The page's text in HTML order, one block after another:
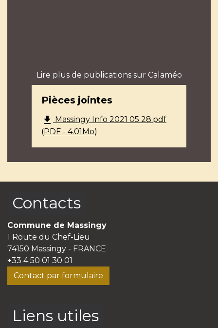
Lire plus de publications sur Calaméo
Pièces jointes
file_download Massingy Info 2021 05 28.pdf
(PDF - 4.01Mo)
Contacts
Commune de Massingy
1 Route du Chef-Lieu
74150 Massingy - FRANCE
+33 4 50 01 30 01
Contact par formulaire
Liens utiles